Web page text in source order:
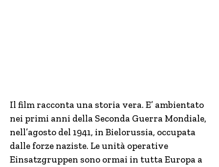
Il film racconta una storia vera. E’ ambientato
nei primi anni della Seconda Guerra Mondiale,
nell’agosto del 1941, in Bielorussia, occupata
dalle forze naziste. Le unità operative
Einsatzgruppen sono ormai in tutta Europa a